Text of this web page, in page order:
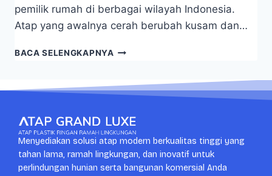
pemilik rumah di berbagai wilayah Indonesia.
Atap yang awalnya cerah berubah kusam dan…
BACA SELENGKAPNYA
Menyediakan solusi atap modern berkualitas tinggi yang
tahan lama, ramah lingkungan, dan inovatif untuk
perlindungan hunian serta bangunan komersial Anda